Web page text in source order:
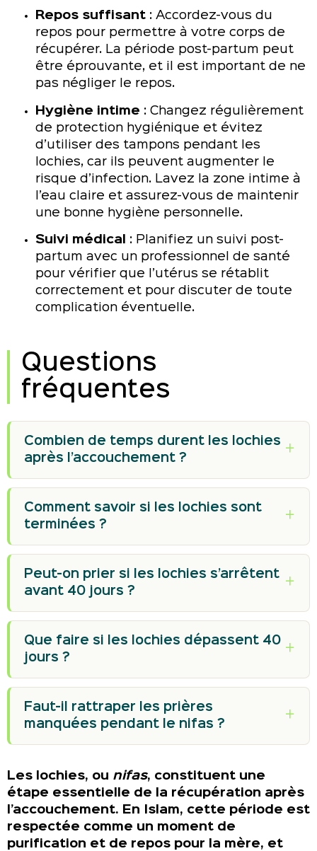
Repos suffisant : Accordez-vous du
repos pour permettre à votre corps de
récupérer. La période post-partum peut
être éprouvante, et il est important de ne
pas négliger le repos.
Hygiène intime : Changez régulièrement
de protection hygiénique et évitez
d’utiliser des tampons pendant les
lochies, car ils peuvent augmenter le
risque d’infection. Lavez la zone intime à
l’eau claire et assurez-vous de maintenir
une bonne hygiène personnelle.
Suivi médical
: Planifiez un suivi post-
partum avec un professionnel de santé
pour vérifier que l’utérus se rétablit
correctement et pour discuter de toute
complication éventuelle.
Questions
fréquentes
Combien de temps durent les lochies
après l’accouchement ?
Comment savoir si les lochies sont
terminées ?
Peut-on prier si les lochies s’arrêtent
avant 40 jours ?
Que faire si les lochies dépassent 40
jours ?
Faut-il rattraper les prières
manquées pendant le nifas ?
Les lochies, ou nifas, constituent une
étape essentielle de la récupération après
l’accouchement. En Islam, cette période est
respectée comme un moment de
purification et de repos pour la mère, et